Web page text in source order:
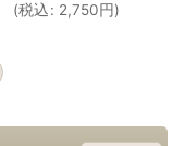
(税込: 2,750円)